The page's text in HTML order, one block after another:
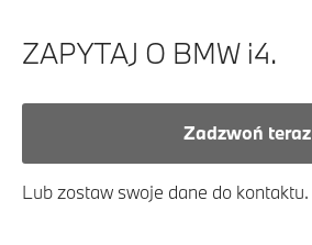
ZAPYTAJ O BMW i4.
Zadzwoń teraz
Lub zostaw swoje dane do kontaktu.